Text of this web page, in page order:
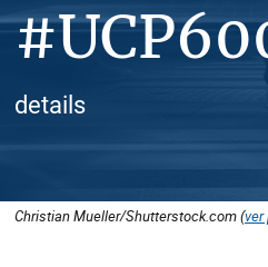
details
Christian Mueller/Shutterstock.com (ver